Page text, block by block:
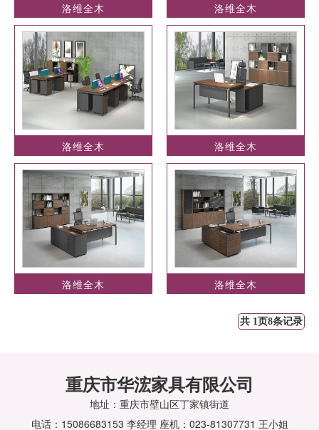
洛维全木 洛维全木
洛维全木 洛维全木
洛维全木 洛维全木
共 1页8条记录
重庆市华浤家具有限公司
地址：重庆市壁山区丁家镇街道
电话：15086683153 李经理 座机：023-81307731 王小姐